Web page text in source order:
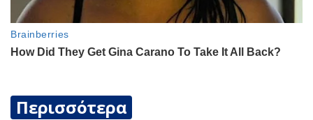
Περισσότερα